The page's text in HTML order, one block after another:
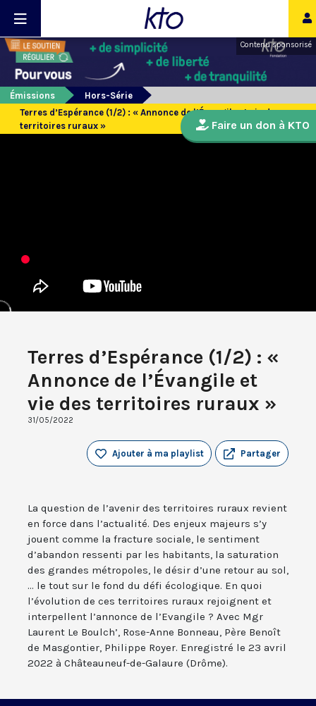
Contenu sponsorisé
Émissions
Hors-Série
Terres d’Espérance (1/2) : « Annonce de l’Évangile et vie des
territoires ruraux »
Terres d’Espérance (1/2) : «
Annonce de l’Évangile et
vie des territoires ruraux »
31/05/2022
Partager
Ajouter à ma playlist
La question de l’avenir des territoires ruraux revient
en force dans l’actualité. Des enjeux majeurs s’y
jouent comme la fracture sociale, le sentiment
d’abandon ressenti par les habitants, la saturation
des grandes métropoles, le désir d’une retour au sol,
... le tout sur le fond du défi écologique. En quoi
l’évolution de ces territoires ruraux rejoignent et
interpellent l’annonce de l’Evangile ? Avec Mgr
Laurent Le Boulch’, Rose-Anne Bonneau, Père Benoît
de Masgontier, Philippe Royer. Enregistré le 23 avril
2022 à Châteauneuf-de-Galaure (Drôme).
Faire un don à KTO